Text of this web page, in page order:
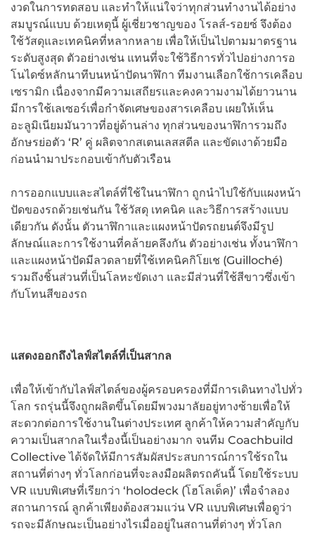
งวดในการทดสอบ และทำให้แน่ใจว่าทุกส่วนทำงานได้อย่าง
สมบูรณ์แบบ ด้วยเหตุนี้ ผู้เชี่ยวชาญของ โรลส์-รอยซ์ จึงต้อง
ใช้วัสดุและเทคนิคที่หลากหลาย เพื่อให้เป็นไปตามมาตรฐาน
ระดับสูงสุด ตัวอย่างเช่น แทนที่จะใช้วิธีการทั่วไปอย่างการอ
โนไดซ์หลักนาทีบนหน้าปัดนาฬิกา ทีมงานเลือกใช้การเคลือบ
เซรามิก เนื่องจากมีความเสถียรและคงความงามได้ยาวนาน
มีการใช้เลเซอร์เพื่อกำจัดเศษของสารเคลือบ เผยให้เห็น
อะลูมิเนียมมันวาวที่อยู่ด้านล่าง ทุกส่วนของนาฬิการวมถึง
อักษรย่อตัว ‘R’ คู่ ผลิตจากสเตนเลสสตีล และขัดเงาด้วยมือ
ก่อนนำมาประกอบเข้ากับตัวเรือน
การออกแบบและสไตล์ที่ใช้ในนาฬิกา ถูกนำไปใช้กับแผงหน้า
ปัดของรถด้วยเช่นกัน ใช้วัสดุ เทคนิค และวิธีการสร้างแบบ
เดียวกัน ดังนั้น ตัวนาฬิกาและแผงหน้าปัดรถยนต์จึงมีรูป
ลักษณ์และการใช้งานที่คล้ายคลึงกัน ตัวอย่างเช่น ทั้งนาฬิกา
และแผงหน้าปัดมีลวดลายที่ใช้เทคนิคกิโยเช (Guilloché)
รวมถึงชิ้นส่วนที่เป็นโลหะขัดเงา และมีส่วนที่ใช้สีขาวซึ่งเข้า
กับโทนสีของรถ
แสดงออกถึงไลฟ์สไตล์ที่เป็นสากล
เพื่อให้เข้ากับไลฟ์สไตล์ของผู้ครอบครองที่มีการเดินทางไปทั่ว
โลก รถรุ่นนี้จึงถูกผลิตขึ้นโดยมีพวงมาลัยอยู่ทางซ้ายเพื่อให้
สะดวกต่อการใช้งานในต่างประเทศ ลูกค้าให้ความสำคัญกับ
ความเป็นสากลในเรื่องนี้เป็นอย่างมาก จนทีม Coachbuild
Collective ได้จัดให้มีการสัมผัสประสบการณ์การใช้รถใน
สถานที่ต่างๆ ทั่วโลกก่อนที่จะลงมือผลิตรถคันนี้ โดยใช้ระบบ
VR แบบพิเศษที่เรียกว่า ‘holodeck (โฮโลเด็ค)’ เพื่อจำลอง
สถานการณ์ ลูกค้าเพียงต้องสวมแว่น VR แบบพิเศษเพื่อดูว่า
รถจะมีลักษณะเป็นอย่างไรเมื่ออยู่ในสถานที่ต่างๆ ทั่วโลก